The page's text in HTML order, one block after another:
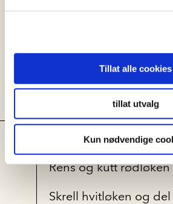
Tillat alle cookies
tillat utvalg
Kun nødvendige
Oppbevar tortillaene i
Rens og kutt rødløken
Skrell hvitløken og